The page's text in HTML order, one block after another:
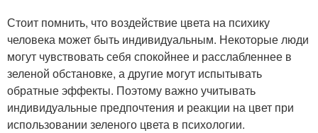
Стоит помнить, что воздействие цвета на психику
человека может быть индивидуальным. Некоторые люди
могут чувствовать себя спокойнее и расслабленнее в
зеленой обстановке, а другие могут испытывать
обратные эффекты. Поэтому важно учитывать
индивидуальные предпочтения и реакции на цвет при
использовании зеленого цвета в психологии.